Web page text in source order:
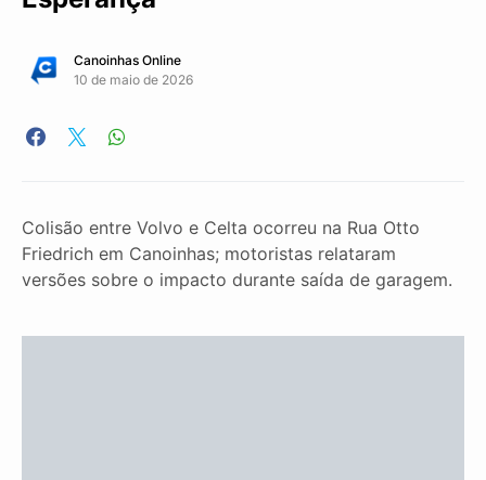
Canoinhas Online
10 de maio de 2026
Colisão entre Volvo e Celta ocorreu na Rua Otto
Friedrich em Canoinhas; motoristas relataram
versões sobre o impacto durante saída de garagem.